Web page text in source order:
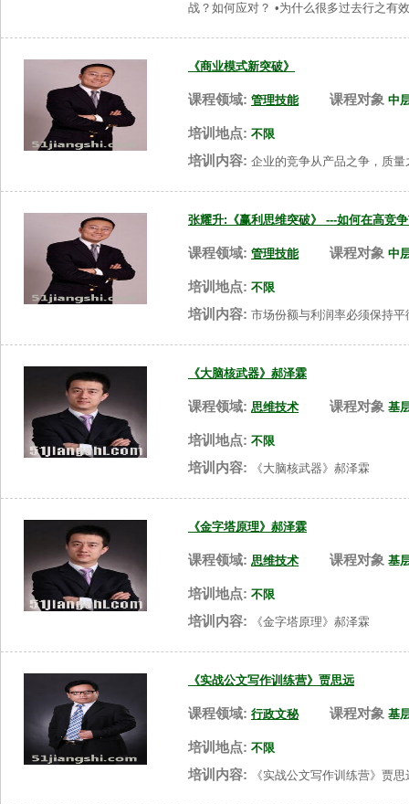
战？如何应对？ •为什么很多过去行之有
《商业模式新突破》
课程领域: 管理技能 课程对象 中
培训地点: 不限
培训内容: 企业的竞争从产品之争，质
张耀升:《赢利思维突破》 ---如何在高竞
课程领域: 管理技能 课程对象 中
培训地点: 不限
培训内容: 市场份额与利润率必须保持
《大脑核武器》郝泽霖
课程领域: 思维技术 课程对象 基
培训地点: 不限
培训内容: 《大脑核武器》郝泽霖
《金字塔原理》郝泽霖
课程领域: 思维技术 课程对象 基
培训地点: 不限
培训内容: 《金字塔原理》郝泽霖
《实战公文写作训练营》贾思远
课程领域: 行政文秘 课程对象 基
培训地点: 不限
培训内容: 《实战公文写作训练营》贾思